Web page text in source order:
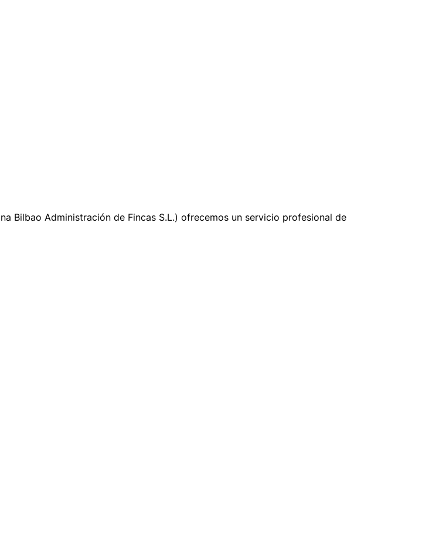
Bilbao Administración de Fincas S.L.) ofrecemos un servicio profesional de